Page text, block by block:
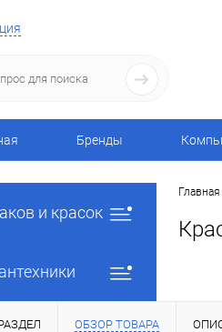
Бренды
и красок
ОБЗОР ТОВАРА